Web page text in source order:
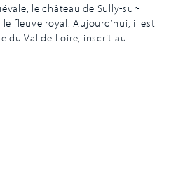
le château de Sully-sur-
fleuve royal. Aujourd’hui, il est
du Val de Loire, inscrit au
entretient sa singulière
encore en eau, son
tours avec leur toit en